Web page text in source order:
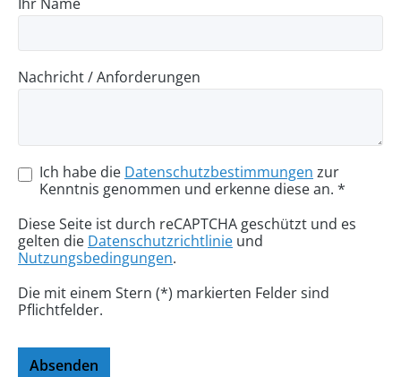
Nachricht / Anforderungen
Ich habe die Datenschutzbestimmungen zur
Kenntnis genommen und erkenne diese an. *
Diese Seite ist durch reCAPTCHA geschützt und es
gelten die Datenschutzrichtlinie und
Nutzungsbedingungen.
Die mit einem Stern (*) markierten Felder sind
Pflichtfelder.
Absenden